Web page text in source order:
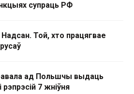
супраць РФ
Той, хто працягвае
ад Польшчы выдаць
рэпрэсій 7 жніўня